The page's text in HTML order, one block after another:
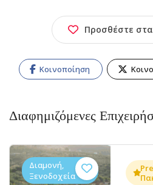
Προσθέστε
Κοινοποίηση
Διαφημιζόμενες
(1381)
Διαμονή,
Ξενοδοχεία